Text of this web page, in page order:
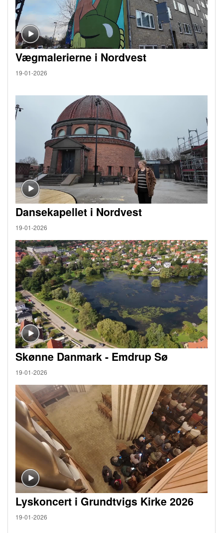
Vægmalerierne i Nordvest
19-01-2026
Dansekapellet i Nordvest
19-01-2026
Skønne Danmark - Emdrup Sø
19-01-2026
Lyskoncert i Grundtvigs Kirke 2026
19-01-2026